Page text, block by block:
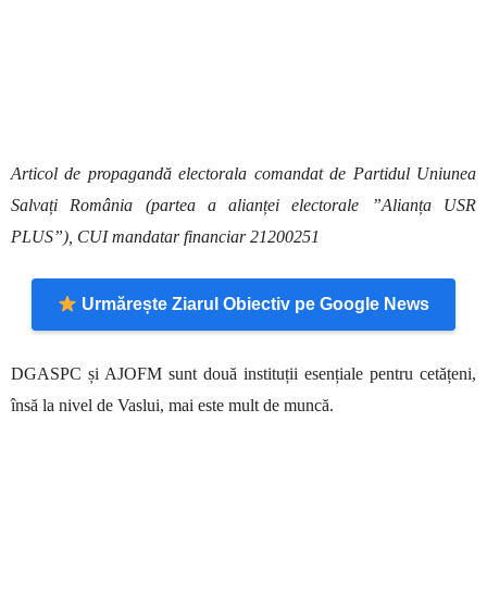
Articol de propagandă electorala comandat de Partidul Uniunea
Salvați România (partea a alianței electorale ”Alianța USR
PLUS”), CUI mandatar financiar 21200251
Urmărește Ziarul Obiectiv pe Google News
DGASPC și AJOFM sunt două instituții esențiale pentru cetățeni,
însă la nivel de Vaslui, mai este mult de muncă.